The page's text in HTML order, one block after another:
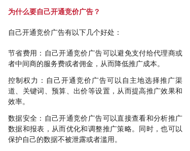
为什么要自己开通竞价广告？
自己开通竞价广告有以下几个好处：
节省费用：自己开通竞价广告可以避免支付给代理商或
者中间商的服务费或者佣金，从而降低推广成本。
控制权力：自己开通竞价广告可以自主地选择推广渠
道、关键词、预算、出价等设置，从而提高推广效果和
效率。
数据安全：自己开通竞价广告可以直接查看和分析推广
数据和报表，从而优化和调整推广策略。同时，也可以
保护自己的数据不被泄露或者滥用。